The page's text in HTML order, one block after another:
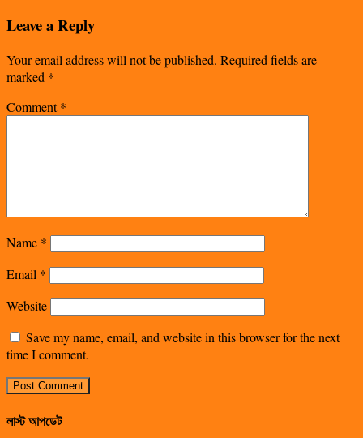
Leave a Reply
Your email address will not be published. Required fields are
marked *
Comment*
Name *
Email *
Website
Save my name, email, and website in this browser for the next
time I comment.
লাস্ট আপডেট